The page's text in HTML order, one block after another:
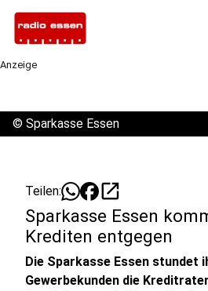
Anzeige
© Sparkasse Essen
Teilen: open_in_new
Sparkasse Essen
Krediten entgegen
Die Sparkasse Essen stundet
Gewerbekunden die